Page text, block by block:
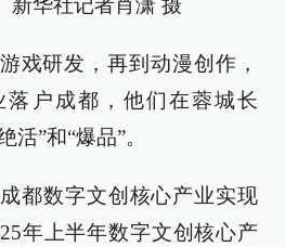
新华社记者肖潇 摄
戏研发，再到动漫创作，
户成都，他们在蓉城长
活”和“爆品”。
都数字文创核心产业实现
年上半年数字文创核心产